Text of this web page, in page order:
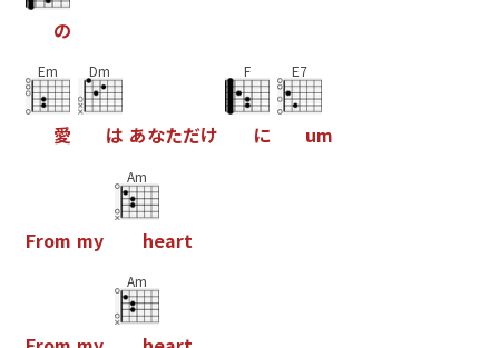
の
Em
愛
Dm
は あなただけ
F
に
E7
um
From my
Am
heart
Am